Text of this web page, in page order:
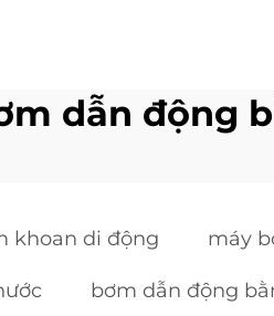
dẫn động
khoan di động máy
bơm dẫn động